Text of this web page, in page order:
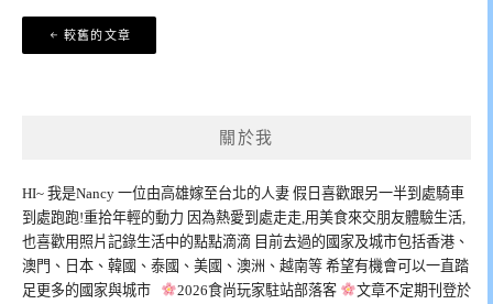
文
章
較舊的文章
關於我
HI~ 我是Nancy 一位由高雄嫁至台北的人妻 假日喜歡跟另一半到處騎車
到處跑跑!重拾年輕的動力 因為熱愛到處走走,用美食來交朋友體驗生活,
也喜歡用照片記錄生活中的點點滴滴 目前去過的國家及城市包括香港、
澳門、日本、韓國、泰國、美國、澳洲、越南等 希望有機會可以一直踏
足更多的國家與城市
2026食尚玩家駐站部落客
文章不定期刊登於